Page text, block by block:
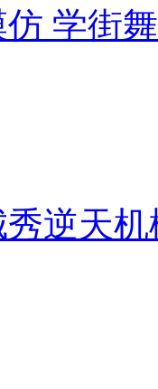
学街
逆天机